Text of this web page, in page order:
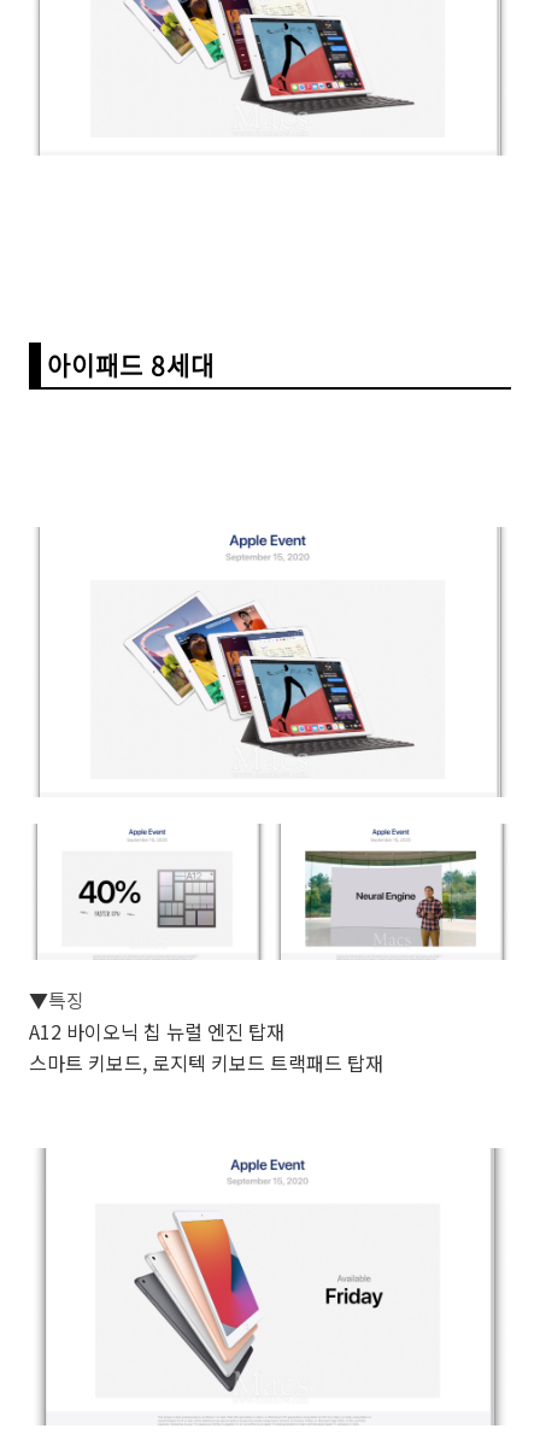
아이패드 8세대
▼특징
A12 바이오닉 칩 뉴럴 엔진 탑재
스마트 키보드, 로지텍 키보드 트랙패드 탑재